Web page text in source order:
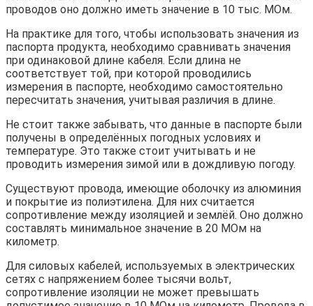
проводов оно должно иметь значение в 10 тыс. МОм.
На практике для того, чтобы использовать значения из
паспорта продукта, необходимо сравнивать значения
при одинаковой длине кабеля. Если длина не
соответствует той, при которой проводились
измерения в паспорте, необходимо самостоятельно
пересчитать значения, учитывая различия в длине.
Не стоит также забывать, что данные в паспорте были
получены в определённых погодных условиях и
температуре. Это также стоит учитывать и не
проводить измерения зимой или в дождливую погоду.
Существуют провода, имеющие оболочку из алюминия
и покрытие из полиэтилена. Для них считается
сопротивление между изоляцией и землёй. Оно должно
составлять минимальное значение в 20 МОм на
километр.
Для силовых кабелей, используемых в электрических
сетях с напряжением более тысячи вольт,
сопротивление изоляции не может превышать